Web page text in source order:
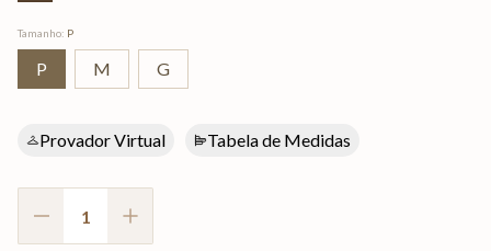
Tamanho: P
P M G
Provador Virtual Tabela de Medidas